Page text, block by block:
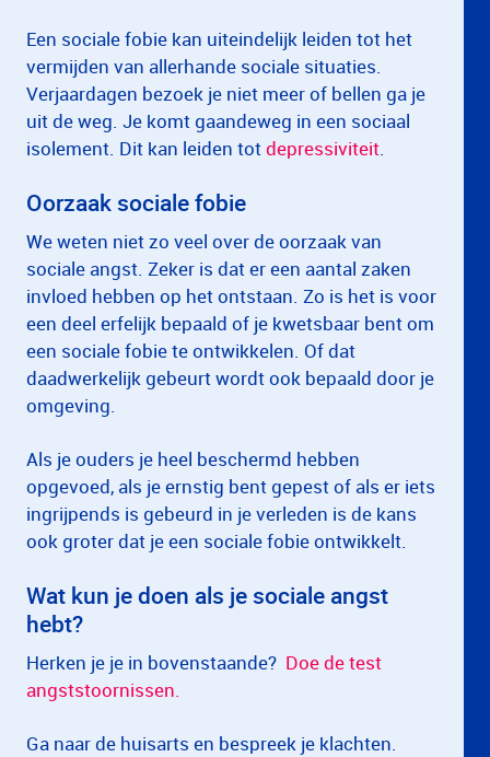
Een sociale fobie kan uiteindelijk leiden tot het
vermijden van allerhande sociale situaties.
Verjaardagen bezoek je niet meer of bellen ga je
uit de weg. Je komt gaandeweg in een sociaal
isolement. Dit kan leiden totdepressiviteit.
Oorzaak sociale fobie
We weten niet zo veel over de oorzaak van
sociale angst. Zeker is dat er een aantal zaken
invloed hebben op het ontstaan. Zo is het is voor
een deel erfelijk bepaald of je kwetsbaar bent om
een sociale fobie te ontwikkelen. Of dat
daadwerkelijk gebeurt wordt ook bepaald door je
omgeving.
Als je ouders je heel beschermd hebben
opgevoed, als je ernstig bent gepest of als er iets
ingrijpends is gebeurd in je verleden is de kans
ook groter dat je een sociale fobie ontwikkelt.
Wat kun je doen als je sociale angst
hebt?
Herken je je in bovenstaande? Doe de test
angststoornissen.
Ga naar de huisarts en bespreek je klachten.